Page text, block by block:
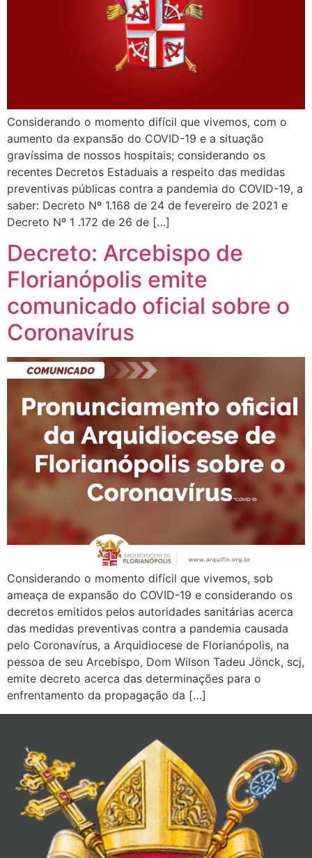
Considerando o momento difícil que vivemos, com o
aumento da expansão do COVID-19 e a situação
gravíssima de nossos hospitais; considerando os
recentes Decretos Estaduais a respeito das medidas
preventivas públicas contra a pandemia do COVID-19, a
saber: Decreto Nº 1.168 de 24 de fevereiro de 2021 e
Decreto Nº 1 .172 de 26 de […]
Decreto: Arcebispo de
Florianópolis emite
comunicado oficial sobre o
Coronavírus
Considerando o momento difícil que vivemos, sob
ameaça de expansão do COVID-19 e considerando os
decretos emitidos pelos autoridades sanitárias acerca
das medidas preventivas contra a pandemia causada
pelo Coronavírus, a Arquidiocese de Florianópolis, na
pessoa de seu Arcebispo, Dom Wilson Tadeu Jönck, scj,
emite decreto acerca das determinações para o
enfrentamento da propagação da […]